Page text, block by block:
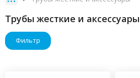
Трубы жесткие и аксессуары
Фильтр